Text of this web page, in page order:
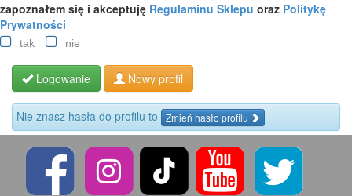
zapoznałem się i akceptuję Regulaminu Sklepu oraz Politykę
Prywatności
tak nie
Logowanie Nowy profil
Nie znasz hasła do profilu to Zmień hasło profilu